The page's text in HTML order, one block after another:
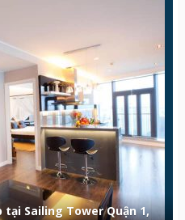
Sailing Tower Quận 1,